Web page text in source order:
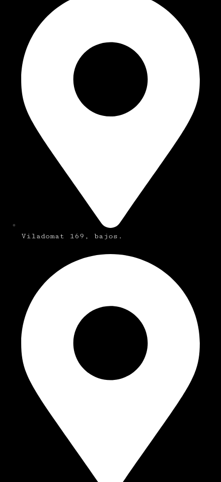
Viladomat 169, bajos.